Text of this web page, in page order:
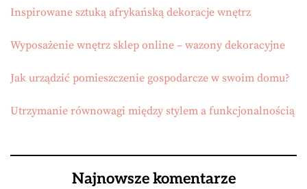
Inspirowane sztuką afrykańską dekoracje wnętrz
Wyposażenie wnętrz sklep online – wazony dekoracyjne
Jak urządzić pomieszczenie gospodarcze w swoim domu?
Utrzymanie równowagi między stylem a funkcjonalnością
Najnowsze komentarze